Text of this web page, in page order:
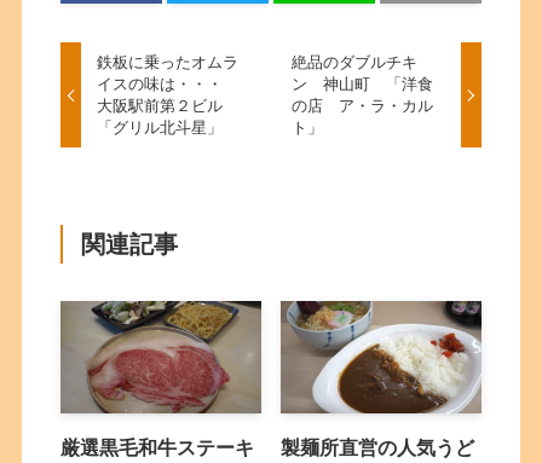
鉄板に乗ったオムラ
イスの味は・・・
大阪駅前第２ビル
「グリル北斗星」
絶品のダブルチキ
ン 神山町 「洋食
の店 ア・ラ・カル
ト」
関連記事
厳選黒毛和牛ステーキ
製麺所直営の人気うど